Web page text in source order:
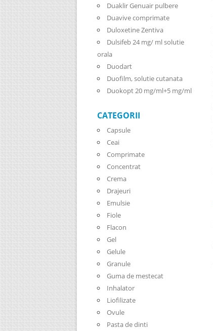
Duaklir Genuair pulbere
Duavive comprimate
Duloxetine Zentiva
Dulsifeb 24 mg/ ml solutie
orala
Duodart
Duofilm, solutie cutanata
Duokopt 20 mg/ml+5 mg/ml
CATEGORII
Capsule
Ceai
Comprimate
Concentrat
Crema
Drajeuri
Emulsie
Fiole
Flacon
Gel
Gelule
Granule
Guma de mestecat
Inhalator
Liofilizate
Ovule
Pasta de dinti